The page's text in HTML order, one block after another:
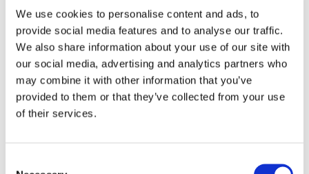
We use cookies to personalise content and ads, to
provide social media features and to analyse our traffic.
We also share information about your use of our site with
our social media, advertising and analytics partners who
may combine it with other information that you’ve
provided to them or that they’ve collected from your use
of their services.